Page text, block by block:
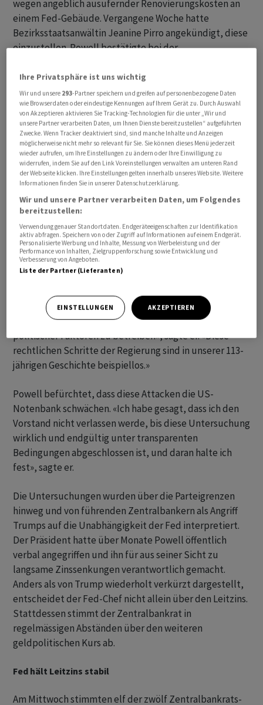
wegen angeblich ausufernder Renovierungskosten an
einem Fed-Gebäude. Vergangene Woche hatte
Bezirksstaatsanwältin Jeanine Pirro angekündigt, diese
einzustellen. Powell bestätigte bei der
einer Wiederaufnahme der Ermittlungen sowie der
Zustellung neuer Vorladungen absehen will.
Die «rechtlichen Angriffe» gefährdeten «unsere
Fähigkeit, Geldpolitik ohne Berücksichtigung
politischer Faktoren zu betreiben», sagte er. «Diese
rechtlichen Schritte der Regierung sind in unserer 113-
jährigen Geschichte beispiellos.»
Powell befürchtet, dass diese Attacken die US-
Notenbank schwächen. «Ich habe gesagt, dass ich den
Vorstand nicht verlassen werde, bis diese Untersuchung
wirklich und endgültig unter transparenten
Bedingungen abgeschlossen ist, und daran halte ich
fest», sagte er.
Die Untersuchungen wurden über die Parteigrenzen
hinweg und von führenden Zentralbankern als Angriff
Trumps auf die Unabhängigkeit der Fed interpretiert.
Der Präsident hatte über Monate Powell öffentlich
verbal angegriffen und ihn für aus seiner Sicht zu
langsame Zinssenkungen verantwortlich gemacht.
Anders als von Trump wiederholt verkürzt dargestellt,
entscheidet der Fed-Chef nicht allein über den Leitzins.
Stattdessen stimmt der Zentralbankrat in
regelmässigen Abständen über den weiteren
geldpolitischen Kurs ab.
Fed hält Leitzins stabil
Am Mittwoch stimmten elf der zwölf Zentralbankrats-
Ihre Privatsphäre ist uns wichtig
Wir und unsere 293-Partner speichern und greifen auf personenbezogene Daten
wie Browserdaten oder eindeutige Kennungen auf Ihrem Gerät zu. Durch Auswahl
von Akzeptieren aktivieren Sie Tracking-Technologien für die unter „Wir und
unsere Partner verarbeiten Daten, um Ihnen Dienste bereitzustellen“ aufgeführten
Zwecke. Wenn Tracker deaktiviert sind, sind manche Inhalte und Anzeigen
möglicherweise nicht mehr so relevant für Sie. Sie können dieses Menü jederzeit
wieder aufrufen, um Ihre Einstellungen zu ändern oder Ihre Einwilligung zu
widerrufen, indem Sie auf den Link Voreinstellungen verwalten am unteren Rand
der Webseite klicken. Ihre Einstellungen gelten innerhalb unseres Website. Weitere
Informationen finden Sie in unserer Datenschutzerklärung.
Wir und unsere Partner verarbeiten Daten, um Folgendes
bereitzustellen:
Verwendung genauer Standortdaten. Endgeräteeigenschaften zur Identifikation
aktiv abfragen. Speichern von oder Zugriff auf Informationen auf einem Endgerät.
Personalisierte Werbung und Inhalte, Messung von Werbeleistung und der
Performance von Inhalten, Zielgruppenforschung sowie Entwicklung und
Verbesserung von Angeboten.
Liste der Partner (Lieferanten)
EINSTELLUNGEN AKZEPTIEREN